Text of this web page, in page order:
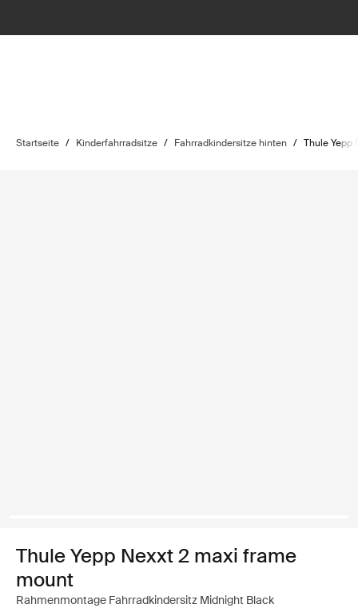
Startseite / Kinderfahrradsitze / Fahrradkindersitze hinten / Thule Yepp
Thule Yepp Nexxt 2 maxi frame
mount
Rahmenmontage Fahrradkindersitz Midnight Black